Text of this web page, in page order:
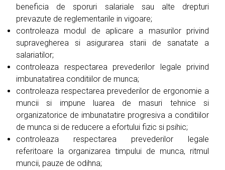
beneficia de sporuri salariale sau alte drepturi
prevazute de reglementarile in vigoare;
controleaza modul de aplicare a masurilor privind
supravegherea si asigurarea starii de sanatate a
salariatilor;
controleaza respectarea prevederilor legale privind
imbunatatirea conditiilor de munca;
controleaza respectarea prevederilor de ergonomie a
muncii si impune luarea de masuri tehnice si
organizatorice de imbunatatire progresiva a conditiilor
de munca si de reducere a efortului fizic si psihic;
controleaza respectarea prevederilor legale
referitoare la organizarea timpului de munca, ritmul
muncii, pauze de odihna;